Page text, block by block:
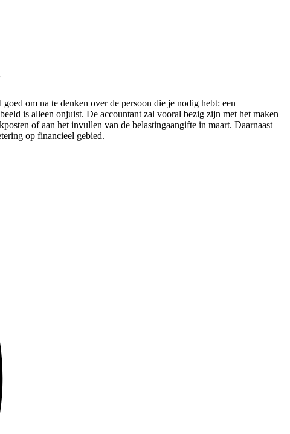
om na te denken over de persoon die je nodig hebt: een
is alleen onjuist. De accountant zal vooral bezig zijn met het maken
of aan het invullen van de belastingaangifte in maart. Daarnaast
op financieel gebied.